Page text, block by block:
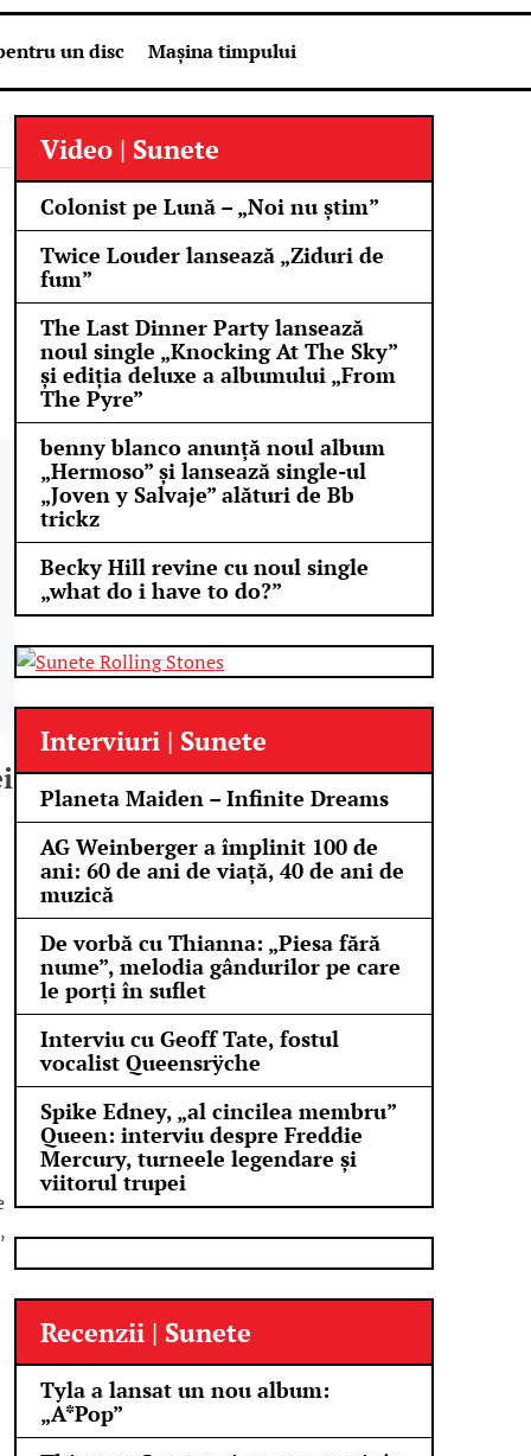
un disc Mașina timpului
Video | Sunete
Colonist pe Lună – „Noi nu știm”
Twice Louder lansează „Ziduri de
fum”
The Last Dinner Party lansează
noul single „Knocking At The Sky”
și ediția deluxe a albumului „From
The Pyre”
benny blanco anunță noul album
„Hermoso” și lansează single-ul
„Joven y Salvaje” alături de Bb
trickz
Becky Hill revine cu noul single
„what do i have to do?”
Interviuri | Sunete
Planeta Maiden – Infinite Dreams
AG Weinberger a împlinit 100 de
ani: 60 de ani de viață, 40 de ani de
muzică
De vorbă cu Thianna: „Piesa fără
nume”, melodia gândurilor pe care
le porți în suflet
Interviu cu Geoff Tate, fostul
vocalist Queensrÿche
Spike Edney, „al cincilea membru”
Queen: interviu despre Freddie
Mercury, turneele legendare și
viitorul trupei
Recenzii | Sunete
Tyla a lansat un nou album:
„A*Pop”